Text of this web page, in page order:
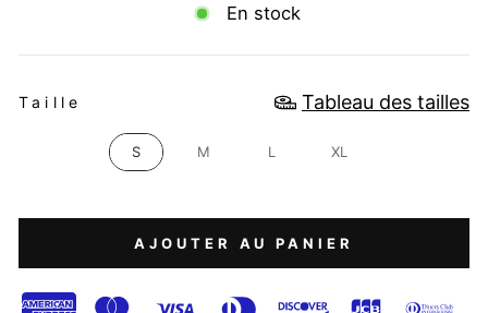
En stock
Taille Tableau des tailles
S M L XL
AJOUTER AU PANIER